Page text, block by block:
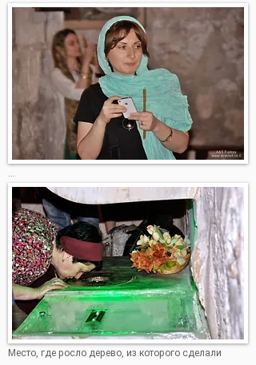
...
Место, где росло дерево, из которого сделали